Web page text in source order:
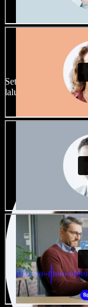
Banyak
Setiap proyek bisa
lalu sesuaikan sesuka